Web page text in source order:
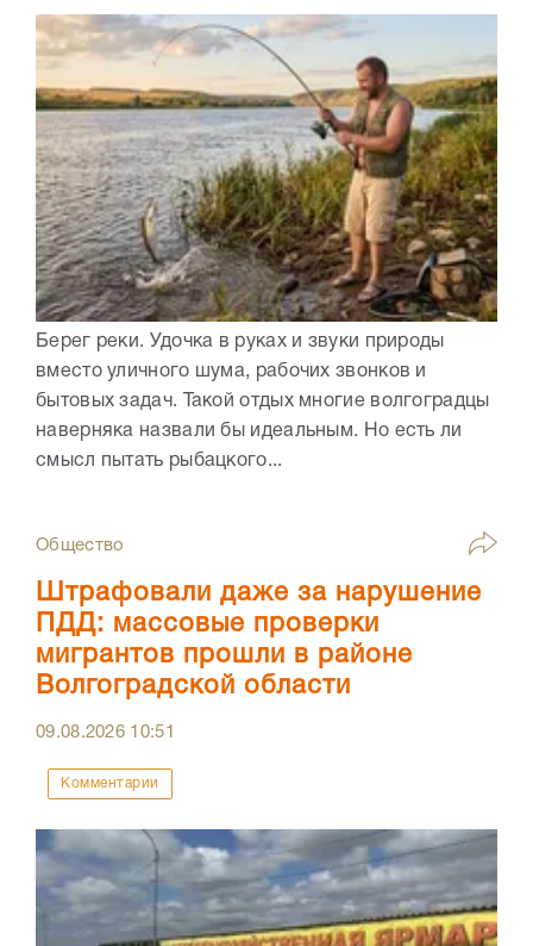
Берег реки. Удочка в руках и звуки природы
вместо уличного шума, рабочих звонков и
бытовых задач. Такой отдых многие волгоградцы
наверняка назвали бы идеальным. Но есть ли
смысл пытать рыбацкого...
Общество
Штрафовали даже за нарушение
ПДД: массовые проверки
мигрантов прошли в районе
Волгоградской области
09.08.2026 10:51
Комментарии